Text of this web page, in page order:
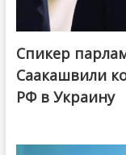
Спикер
Саакашвили
РФ в Украину